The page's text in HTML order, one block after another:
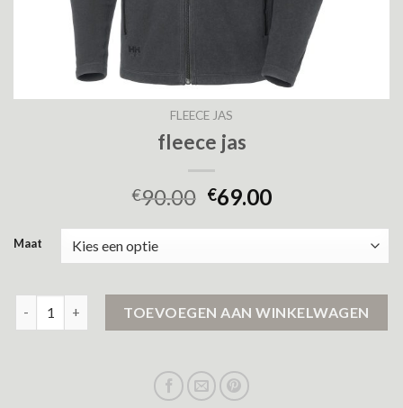
FLEECE JAS
fleece jas
€90.00 €69.00
Maat
TOEVOEGEN AAN WINKELWAGEN